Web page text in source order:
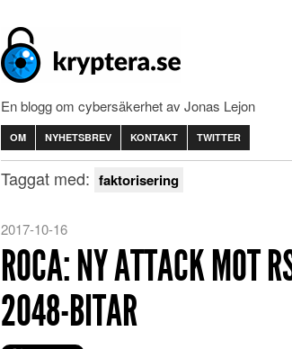
En blogg om cybersäkerhet av Jonas Lejon
OM NYHETSBREV KONTAKT TWITTER
Taggat med: faktorisering
2017-10-16
ROCA: NY ATTACK MOT
2048-BITAR